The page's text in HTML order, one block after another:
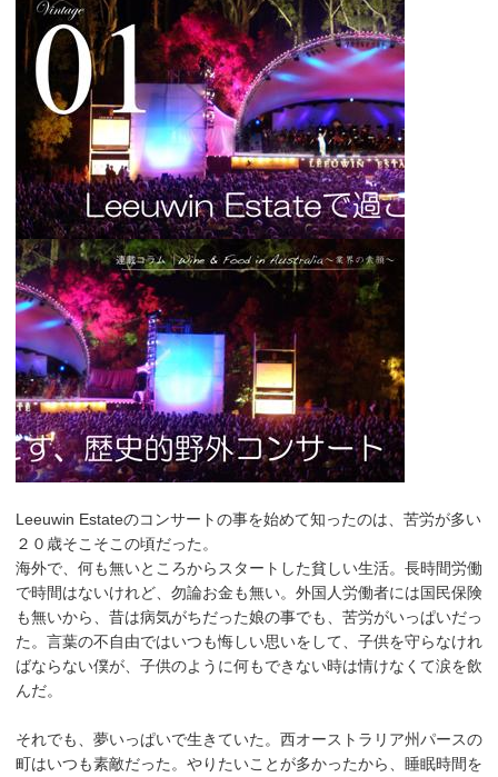
Leeuwin Estateのコンサートの事を始めて知ったのは、苦労が多い
２０歳そこそこの頃だった。
海外で、何も無いところからスタートした貧しい生活。長時間労働
で時間はないけれど、勿論お金も無い。外国人労働者には国民保険
も無いから、昔は病気がちだった娘の事でも、苦労がいっぱいだっ
た。言葉の不自由ではいつも悔しい思いをして、子供を守らなけれ
ばならない僕が、子供のように何もできない時は情けなくて涙を飲
んだ。
それでも、夢いっぱいで生きていた。西オーストラリア州パースの
町はいつも素敵だった。やりたいことが多かったから、睡眠時間を